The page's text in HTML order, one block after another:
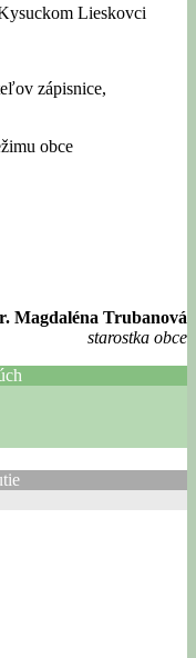
Lieskovci
zápisnice,
obce
Magdaléna Trubanová
starostka obce